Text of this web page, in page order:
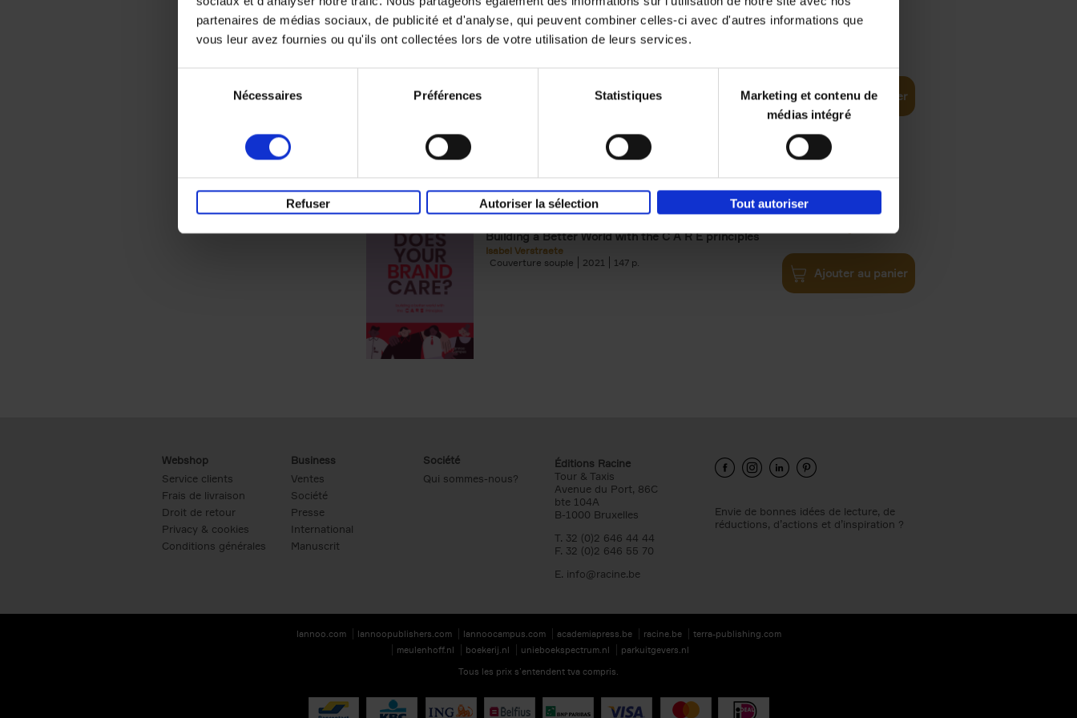
partenaires de médias sociaux, de publicité et d'analyse, qui peuvent combiner celles-ci avec d'autres informations que
vous leur avez fournies ou qu'ils ont collectées lors de votre utilisation de leurs services.
Nécessaires Préférences Statistiques
Marketing et contenu de
médias intégré
Refuser Autoriser la sélection Tout autoriser
Digital marketing like a PRO -
completely revised edition
Ajouter au panier
Does Your Brand Care?
Building a Better World with the C A R E principles
Isabel Verstraete
Couverture souple
2021 147
€34,99
Ajouter au panier
Webshop
Service clients
Frais de livraison
Droit de retour
Privacy & cookies
Conditions générales
Business
Ventes
Société
Presse
International
Manuscrit
Société
Qui sommes-nous?
Éditions Racine
Tour & Taxis
Avenue du Port, 86C
bte 104A
B-1000 Bruxelles
T. 32 (0)2 646 44 44
F. 32 (0)2 646 55 70
E. info@racine.be
Envie de bonnes idées de lecture, de
réductions, d’actions et d’inspiration ?
lannoo.com lannoopublishers.com lannoocampus.com academiapress.be racine.be
terra-publishing.com
meulenhoff.nl
boekerij.nl unieboekspectrum.nl
parkuitgevers.nl
Tous les prix s’entendent tva compris.